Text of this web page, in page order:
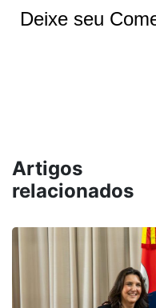
Deixe seu
Artigos
relacionados